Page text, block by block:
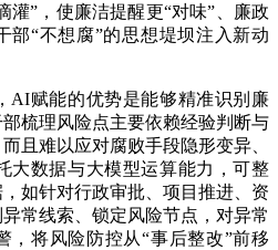
灌”，使廉洁提醒更“对味”、廉政
部“不想腐”的思想堤坝注入新动
赋能的优势是能够精准识别廉
梳理风险点主要依赖经验判断与
且难以应对腐败手段隐形变异、
大数据与大模型运算能力，可整
如针对行政审批、项目推进、资
常线索、锁定风险节点，对异常
，将风险防控从“事后整改”前移